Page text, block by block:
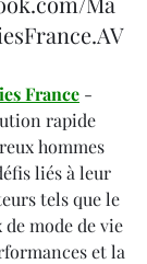
France -
rapide
hommes
liés à leur
tels que le
de mode de vie
et la